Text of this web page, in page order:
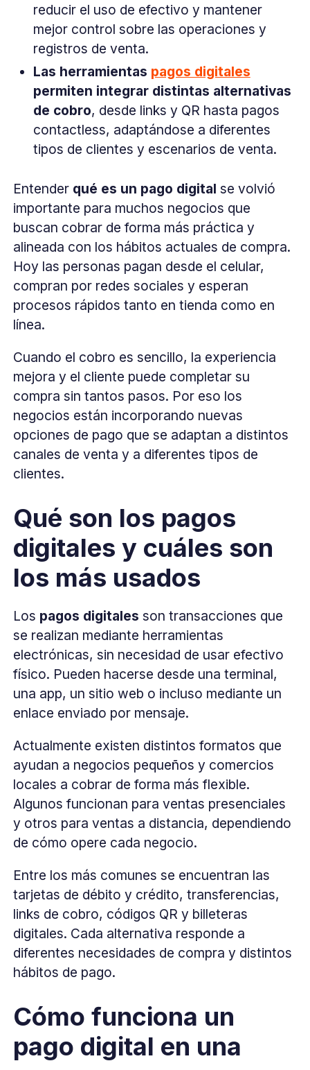
reducir el uso de efectivo y mantener
mejor control sobre las operaciones y
registros de venta.
Las herramientas pagos digitales
permiten integrar distintas alternativas
de cobro, desde links y QR hasta pagos
contactless, adaptándose a diferentes
tipos de clientes y escenarios de venta.
Entender qué es un pago digital se volvió
importante para muchos negocios que
buscan cobrar de forma más práctica y
alineada con los hábitos actuales de compra.
Hoy las personas pagan desde el celular,
compran por redes sociales y esperan
procesos rápidos tanto en tienda como en
línea.
Cuando el cobro es sencillo, la experiencia
mejora y el cliente puede completar su
compra sin tantos pasos. Por eso los
negocios están incorporando nuevas
opciones de pago que se adaptan a distintos
canales de venta y a diferentes tipos de
clientes.
Qué son los pagos
digitales y cuáles son
los más usados
Los pagos digitales son transacciones que
se realizan mediante herramientas
electrónicas, sin necesidad de usar efectivo
físico. Pueden hacerse desde una terminal,
una app, un sitio web o incluso mediante un
enlace enviado por mensaje.
Actualmente existen distintos formatos que
ayudan a negocios pequeños y comercios
locales a cobrar de forma más flexible.
Algunos funcionan para ventas presenciales
y otros para ventas a distancia, dependiendo
de cómo opere cada negocio.
Entre los más comunes se encuentran las
tarjetas de débito y crédito, transferencias,
links de cobro, códigos QR y billeteras
digitales. Cada alternativa responde a
diferentes necesidades de compra y distintos
hábitos de pago.
Cómo funciona un
pago digital en una